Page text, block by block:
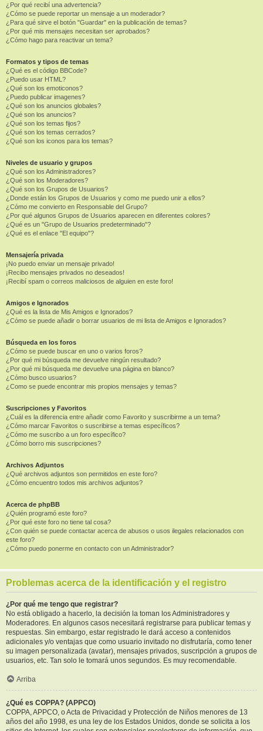
¿Por qué recibí una advertencia?
¿Cómo se puede reportar un mensaje a un moderador?
¿Para qué sirve el botón "Guardar" en la publicación de temas?
¿Por qué mis mensajes necesitan ser aprobados?
¿Cómo hago para reactivar un tema?
Formatos y tipos de temas
¿Qué es el código BBCode?
¿Puedo usar HTML?
¿Qué son los emoticonos?
¿Puedo publicar imagenes?
¿Qué son los anuncios globales?
¿Qué son los anuncios?
¿Qué son los temas fijos?
¿Qué son los temas cerrados?
¿Qué son los iconos para los temas?
Niveles de usuario y grupos
¿Qué son los Administradores?
¿Qué son los Moderadores?
¿Qué son los Grupos de Usuarios?
¿Donde están los Grupos de Usuarios y como me puedo unir a ellos?
¿Cómo me convierto en Responsable del Grupo?
¿Por qué algunos Grupos de Usuarios aparecen en diferentes colores?
¿Qué es un "Grupo de Usuarios predeterminado"?
¿Qué es el enlace "El equipo"?
Mensajería privada
¡No puedo enviar un mensaje privado!
¡Recibo mensajes privados no deseados!
¡Recibí spam o correos maliciosos de alguien en este foro!
Amigos e Ignorados
¿Qué es la lista de Mis Amigos e Ignorados?
¿Cómo se puede añadir o borrar usuarios de mi lista de Amigos e Ignorados?
Búsqueda en los foros
¿Cómo se puede buscar en uno o varios foros?
¿Por qué mi búsqueda me devuelve ningún resultado?
¿Por qué mi búsqueda me devuelve una página en blanco?
¿Cómo busco usuarios?
¿Como se puede encontrar mis propios mensajes y temas?
Suscripciones y Favoritos
¿Cuál es la diferencia entre añadir como Favorito y suscribirme a un tema?
¿Cómo marcar Favoritos o suscribirse a temas específicos?
¿Cómo me suscribo a un foro específico?
¿Cómo borro mis suscripciones?
Archivos Adjuntos
¿Qué archivos adjuntos son permitidos en este foro?
¿Cómo encuentro todos mis archivos adjuntos?
Acerca de phpBB
¿Quién programó este foro?
¿Por qué este foro no tiene tal cosa?
¿Con quién se puede contactar acerca de abusos o usos ilegales relacionados con
este foro?
¿Cómo puedo ponerme en contacto con un Administrador?
Problemas acerca de la identificación y el registro
¿Por qué me tengo que registrar?
No está obligado a hacerlo, la decisión la toman los Administradores y
Moderadores. En algunos casos necesitará registrarse para publicar temas y
respuestas. Sin embargo, estar registrado le dará acceso a contenidos
adicionales y/o ventajas que como usuario invitado no disfrutaría, como tener
su imagen personalizada (avatar), mensajes privados, suscripción a grupos de
usuarios, etc. Tan solo le tomará unos segundos. Es muy recomendable.
Arriba
¿Qué es COPPA? (APPCO)
COPPA, APPCO, o Acta de Privacidad y Protección de Niños menores de 13
años del año 1998, es una ley de los Estados Unidos, donde se solicita a los